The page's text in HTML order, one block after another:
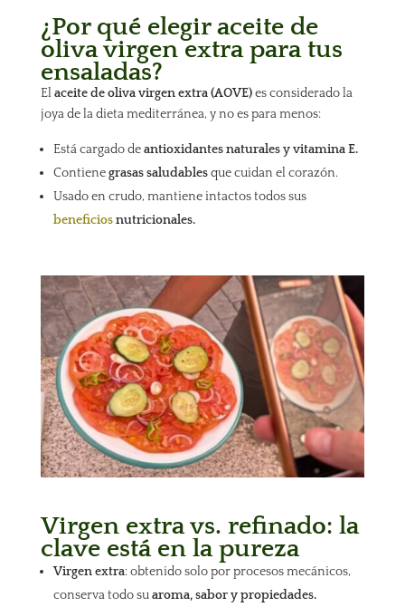
¿Por qué elegir aceite de
oliva virgen extra para tus
ensaladas?
Elaceite de oliva virgen extra (AOVE)es considerado la
joya de la dieta mediterránea, y no es para menos:
Está cargado deantioxidantes naturales y vitamina E.
Contienegrasas saludablesque cuidan el corazón.
Usado en crudo, mantiene intactos todos sus
beneficiosnutricionales.
Virgen extra vs. refinado: la
clave está en la pureza
Virgen extra: obtenido solo por procesos mecánicos,
conserva todo suaroma, sabor y propiedades.